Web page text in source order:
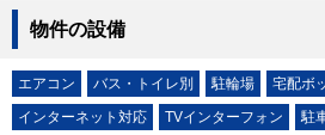
物件の設備
エアコン バス・トイレ別 駐輪場
宅配ボ
インターネット対応
TVインターフォン
駐